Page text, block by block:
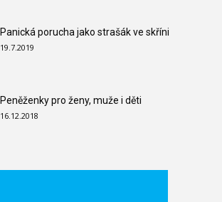
Panická porucha jako strašák ve skříni
19.7.2019
Peněženky pro ženy, muže i děti
16.12.2018